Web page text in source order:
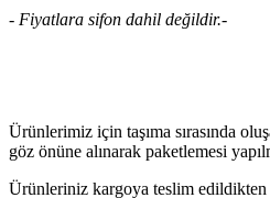
- Fiyatlara sifon dahil değildir.-
Ürünlerimiz için taşıma sırasında
göz önüne alınarak paketlemesi
Ürünleriniz kargoya teslim edildikten